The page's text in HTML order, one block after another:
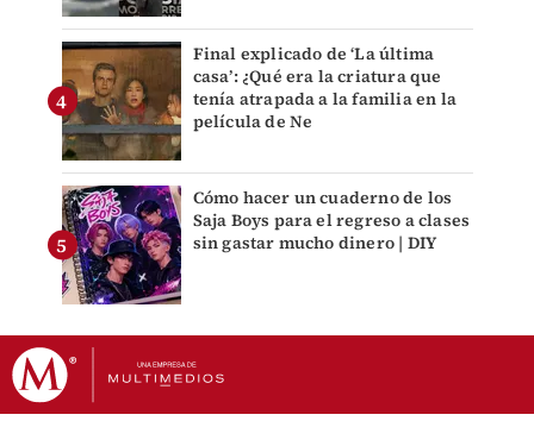
Final explicado de ‘La última
casa’: ¿Qué era la criatura que
tenía atrapada a la familia en la
película de Ne
Cómo hacer un cuaderno de los
Saja Boys para el regreso a clases
sin gastar mucho dinero | DIY